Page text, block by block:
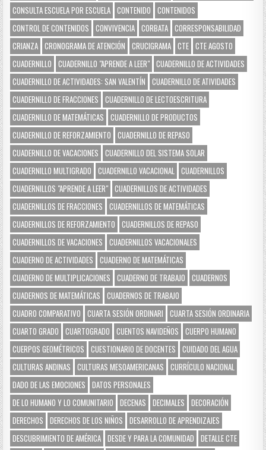
CONSULTA ESCUELA POR ESCUELA CONTENIDO
CONTENIDOS
CONTROL DE CONTENIDOS
CONVIVENCIA CORBATA CORRESPONSABILIDAD
CRIANZA CRONOGRAMA DE ATENCIÓN CRUCIGRAMA CTE CTE AGOSTO
CUADERNILLO
CUADERNILLO "APRENDE A LEER" CUADERNILLO DE ACTIVIDADES
CUADERNILLO DE ACTIVIDADES: SAN VALENTÍN
CUADERNILLO DE ATIVIDADES
CUADERNILLO DE FRACCIONES
CUADERNILLO DE LECTOESCRITURA
CUADERNILLO DE MATEMÁTICAS
CUADERNILLO DE PRODUCTOS
CUADERNILLO DE REFORZAMIENTO
CUADERNILLO DE REPASO
CUADERNILLO DE VACACIONES
CUADERNILLO DEL SISTEMA SOLAR
CUADERNILLO MULTIGRADO
CUADERNILLO VACACIONAL CUADERNILLOS
CUADERNILLOS "APRENDE A LEER" CUADERNILLOS DE ACTIVIDADES
CUADERNILLOS DE FRACCIONES
CUADERNILLOS DE MATEMÁTICAS
CUADERNILLOS DE REFORZAMIENTO
CUADERNILLOS DE REPASO
CUADERNILLOS DE VACACIONES
CUADERNILLOS VACACIONALES
CUADERNO DE ACTIVIDADES
CUADERNO DE MATEMÁTICAS
CUADERNO DE MULTIPLICACIONES
CUADERNO DE TRABAJO
CUADERNOS
CUADERNOS DE MATEMÁTICAS
CUADERNOS DE TRABAJO
CUADRO COMPARATIVO
CUARTA SESIÓN ORDINARI
CUARTA SESIÓN ORDINARIA
CUARTO GRADO
CUARTOGRADO CUENTOS NAVIDEÑOS
CUERPO HUMANO
CUERPOS GEOMÉTRICOS
CUESTIONARIO DE DOCENTES
CUIDADO DEL AGUA
CULTURAS ANDINAS
CULTURAS MESOAMERICANAS
CURRÍCULO NACIONAL
DADO DE LAS EMOCIONES
DATOS PERSONALES
DE LO HUMANO Y LO COMUNITARIO
DECENAS DECIMALES
DECORACIÓN
DERECHOS
DERECHOS DE LOS NIÑOS
DESARROLLO DE APRENDIZAJES
DESCUBRIMIENTO DE AMÉRICA DESDE Y PARA LA COMUNIDAD DETALLE CTE